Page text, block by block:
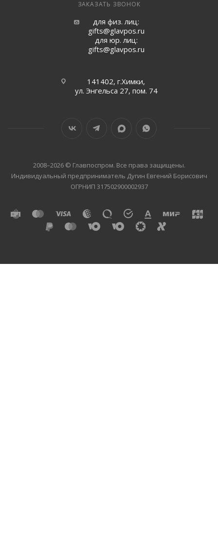
ЗАКАЗАТЬ ЗВОНОК
для физ. лиц:
gifts@glavpos.ru
для юр. лиц:
gifts@glavpos.ru
141402, г.Химки,
ул. Энгельса 27, пом. 74
2008–2026 © Главпоспром. Все права защищены.
Индивидуальный предприниматель Дугин Евгений Борисович
ОГРНИП 317502900002937